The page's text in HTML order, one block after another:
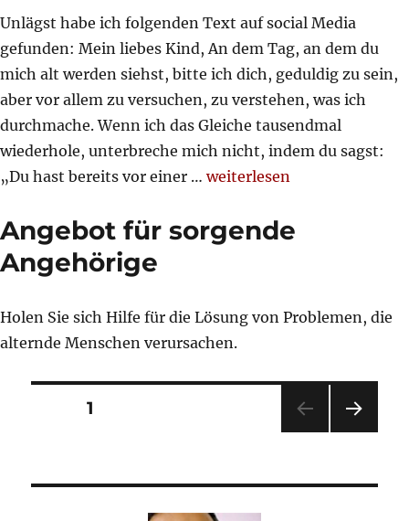
Unlägst habe ich folgenden Text auf social Media
gefunden: Mein liebes Kind, An dem Tag, an dem du
mich alt werden siehst, bitte ich dich, geduldig zu sein,
aber vor allem zu versuchen, zu verstehen, was ich
durchmache. Wenn ich das Gleiche tausendmal
wiederhole, unterbreche mich nicht, indem du sagst:
„Du hast bereits vor einer …„Sorgeaufwand für Eltern“
weiterlesen
Angebot für sorgende
Angehörige
Holen Sie sich Hilfe für die Lösung von Problemen, die
alternde Menschen verursachen.
Seitennummerierung
Beiträge
SEITE1
E